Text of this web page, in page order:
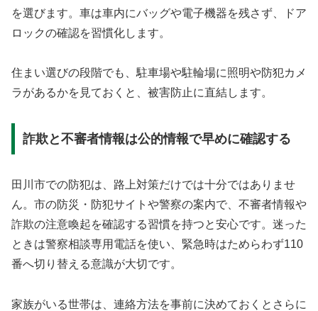
を選びます。車は車内にバッグや電子機器を残さず、ドア
ロックの確認を習慣化します。
住まい選びの段階でも、駐車場や駐輪場に照明や防犯カメ
ラがあるかを見ておくと、被害防止に直結します。
詐欺と不審者情報は公的情報で早めに確認する
田川市での防犯は、路上対策だけでは十分ではありませ
ん。市の防災・防犯サイトや警察の案内で、不審者情報や
詐欺の注意喚起を確認する習慣を持つと安心です。迷った
ときは警察相談専用電話を使い、緊急時はためらわず110
番へ切り替える意識が大切です。
家族がいる世帯は、連絡方法を事前に決めておくとさらに